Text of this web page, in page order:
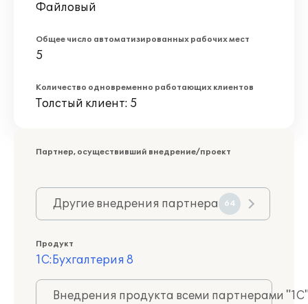
Файловый
Общее число автоматизированных рабочих мест
5
Количество одновременно работающих клиентов
Толстый клиент: 5
Партнер, осуществивший внедрение/проект
Другие внедрения партнера 64
Продукт
1С:Бухгалтерия 8
Внедрения продукта всеми партнерами